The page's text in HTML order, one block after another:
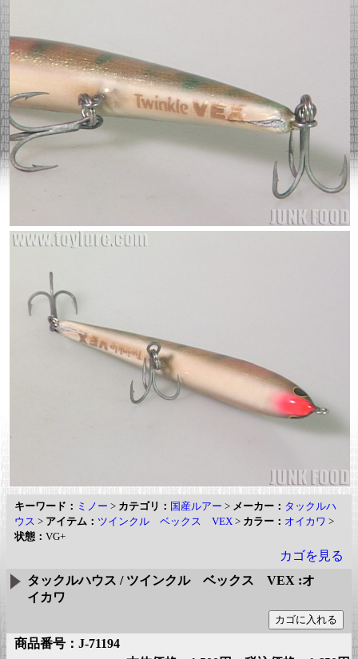
キーワード： ミノー > カテゴリ： 国産ルアー > メーカー： タックルハ
ウス > アイテム： ツインクル ベックス VEX > カラー： オイカワ >
状態： VG+
カゴを見る
タックルハウス / ツインクル ベックス VEX :オ
イカワ
商品番号：J-71194